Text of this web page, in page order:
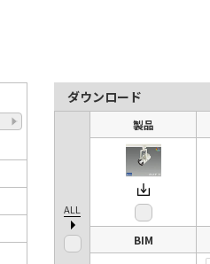
ダウンロード
ALL
製品
BIM